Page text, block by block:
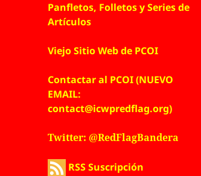
Panfletos, Folletos y Series de
Artículos
Viejo Sitio Web de PCOI
Contactar al PCOI (NUEVO
EMAIL:
contact@icwpredflag.org)
Twitter: @RedFlagBandera
RSS Suscripción